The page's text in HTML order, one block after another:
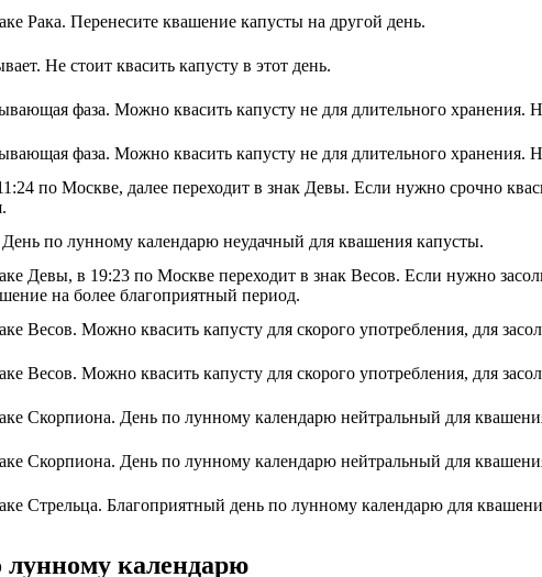
Рака. Перенесите квашение капусты на другой день.
Не стоит квасить капусту в этот день.
фаза. Можно квасить капусту не для длительного хранения.
фаза. Можно квасить капусту не для длительного хранения.
по Москве, далее переходит в знак Девы. Если нужно срочно
по лунному календарю неудачный для квашения капусты.
Девы, в 19:23 по Москве переходит в знак Весов. Если нужно
на более благоприятный период.
Весов. Можно квасить капусту для скорого употребления, для
Весов. Можно квасить капусту для скорого употребления, для
Скорпиона. День по лунному календарю нейтральный для
Скорпиона. День по лунному календарю нейтральный для
Стрельца. Благоприятный день по лунному календарю для
лунному календарю